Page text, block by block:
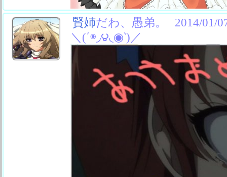
賢姉だわ、愚弟。
2014/01/
＼(΄◉◞౪◟◉‵)／